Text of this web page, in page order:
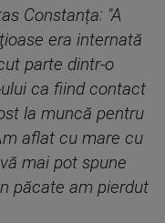
Constanța: "A
era internată
parte dintr-o
ca fiind contact
la muncă pentru
aflat cu mare cu
mai pot spune
păcate am pierdut